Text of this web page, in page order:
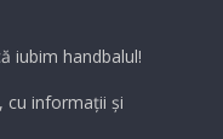
iubim handbalul!
cu informații și